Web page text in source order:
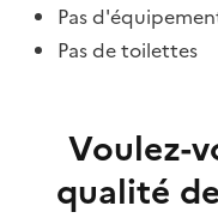
Pas
Pas de toilettes
Voulez-
qualité